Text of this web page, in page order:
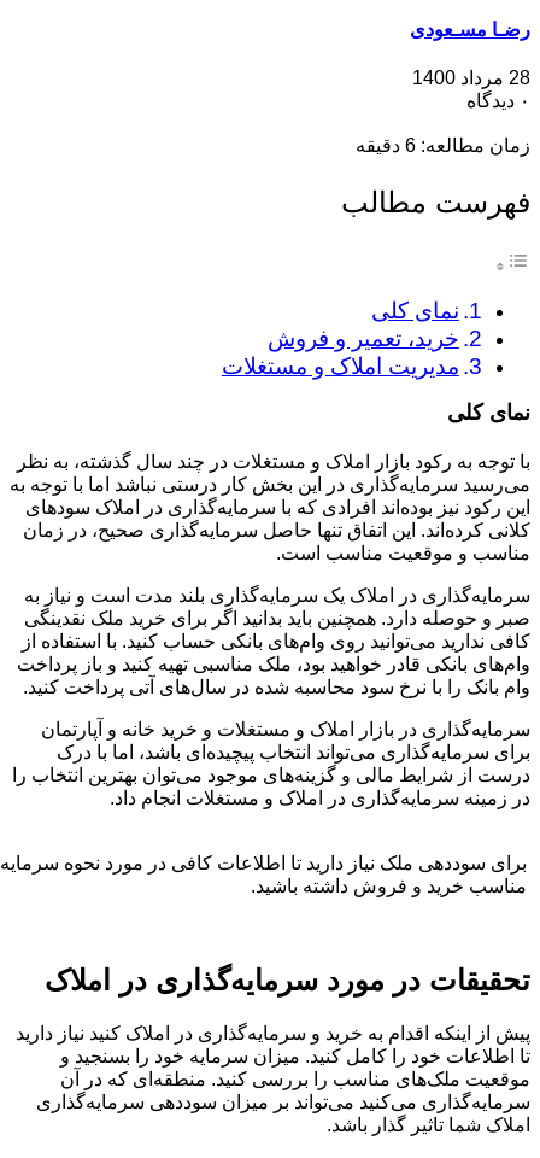
رضـا مسـعودی
28 مرداد 1400
۰ دیدگاه
زمان مطالعه: 6 دقیقه
فهرست مطالب
نمای کلی
خرید، تعمیر و فروش
مدیریت املاک و مستغلات
نمای کلی
با توجه به رکود بازار املاک و مستغلات در چند سال گذشته، به نظر
می‌رسید سرمایه‌گذاری در این بخش کار درستی نباشد اما با توجه به
این رکود نیز بوده‌اند افرادی که با سرمایه‌گذاری در املاک سودهای
کلانی کرده‌اند. این اتفاق تنها حاصل سرمایه‌گذاری صحیح، در زمان
مناسب و موقعیت مناسب است.
سرمایه‌گذاری در املاک یک سرمایه‌گذاری بلند مدت است و نیاز به
صبر و حوصله دارد. همچنین باید بدانید اگر برای خرید ملک نقدینگی
کافی ندارید می‌توانید روی وام‌های بانکی حساب کنید. با استفاده از
وام‌های بانکی قادر خواهید بود، ملک مناسبی تهیه کنید و باز پرداخت
وام بانک را با نرخ سود محاسبه شده در سال‌های آتی پرداخت کنید.
سرمایه‌گذاری در بازار املاک و مستغلات و خرید خانه و آپارتمان
برای سرمایه‌گذاری می‌تواند انتخاب پیچیده‌ای باشد، اما با درک
درست از شرایط مالی و گزینه‌های موجود می‌توان بهترین انتخاب را
در زمینه سرمایه‌گذاری در املاک و مستغلات انجام داد.
برای سوددهی ملک نیاز دارید تا اطلاعات کافی در مورد نحوه
مناسب خرید و فروش داشته باشید.
تحقیقات در مورد سرمایه‌گذاری در املاک
پیش از اینکه اقدام به خرید و سرمایه‌گذاری در املاک کنید نیاز دارید
تا اطلاعات خود را کامل کنید. میزان سرمایه خود را بسنجید و
موقعیت ملک‌های مناسب را بررسی کنید. منطقه‌ای که در آن
سرمایه‌گذاری می‌کنید می‌تواند بر میزان سوددهی سرمایه‌گذاری
املاک شما تاثیر گذار باشد.